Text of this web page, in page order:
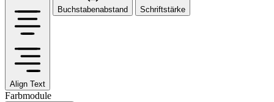
Align Text
Buchstabenabstand Schriftstärke
Farbmodule